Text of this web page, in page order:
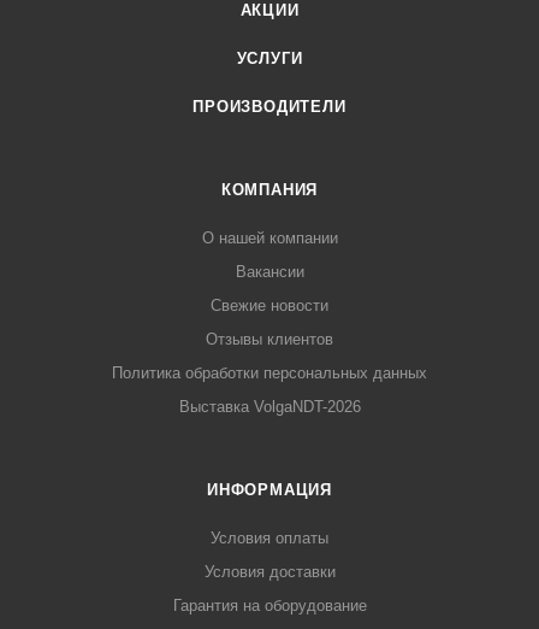
АКЦИИ
УСЛУГИ
ПРОИЗВОДИТЕЛИ
КОМПАНИЯ
О нашей компании
Вакансии
Свежие новости
Отзывы клиентов
Политика обработки персональных данных
Выставка VolgaNDT-2026
ИНФОРМАЦИЯ
Условия оплаты
Условия доставки
Гарантия на оборудование